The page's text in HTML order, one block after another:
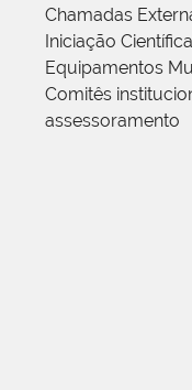
Chamadas
Iniciação Científica
Equipamentos
Comitês
assessoramento